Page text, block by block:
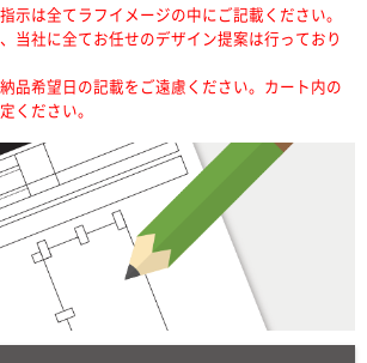
示は全てラフイメージの中にご記載ください。
当社に全てお任せのデザイン提案は行っており
品希望日の記載をご遠慮ください。カート内の
ください。